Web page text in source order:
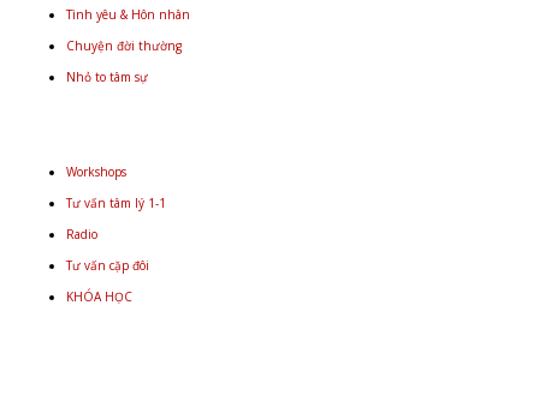
Tình yêu & Hôn nhân
Chuyện đời thường
Nhỏ to tâm sự
Workshops
Tư vấn tâm lý 1-1
Radio
Tư vấn cặp đôi
KHÓA HỌC